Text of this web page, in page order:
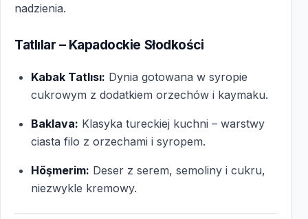
nadzienia.
Tatlılar – Kapadockie Słodkości
Kabak Tatlısı: Dynia gotowana w syropie
cukrowym z dodatkiem orzechów i kaymaku.
Baklava: Klasyka tureckiej kuchni – warstwy
ciasta filo z orzechami i syropem.
Höşmerim: Deser z serem, semoliny i cukru,
niezwykle kremowy.